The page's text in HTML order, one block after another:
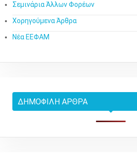
Σεμινάρια Άλλων Φορέων
Χορηγούμενα Άρθρα
Νέα ΕΕΦΑΜ
ΔΗΜΟΦΙΛΉ ΆΡΘΡΑ